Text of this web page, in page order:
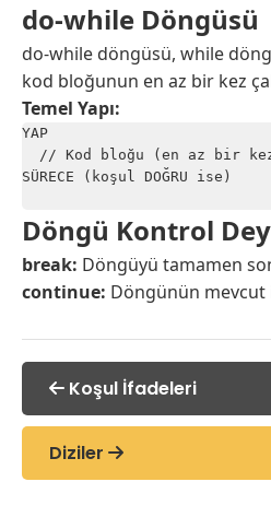
do-while Döngüsü
do-while döngüsü, while
kod bloğunun en az bir kez
Temel Yapı:
YAP
// Kod bloğu (en az bir
SÜRECE (koşul DOĞRU ise)
Döngü Kontrol
break: Döngüyü tamamen
continue: Döngünün
Koşul İfadeleri
Diziler